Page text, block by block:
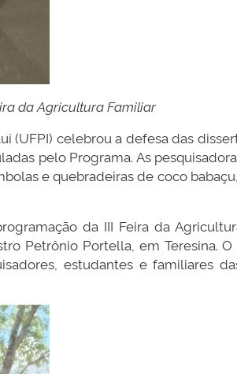
da Agricultura Familiar
(UFPI) celebrou a defesa das
pelo Programa. As
e quebradeiras de coco
da III Feira da
Petrônio Portella, em Teresina.
estudantes e familiares